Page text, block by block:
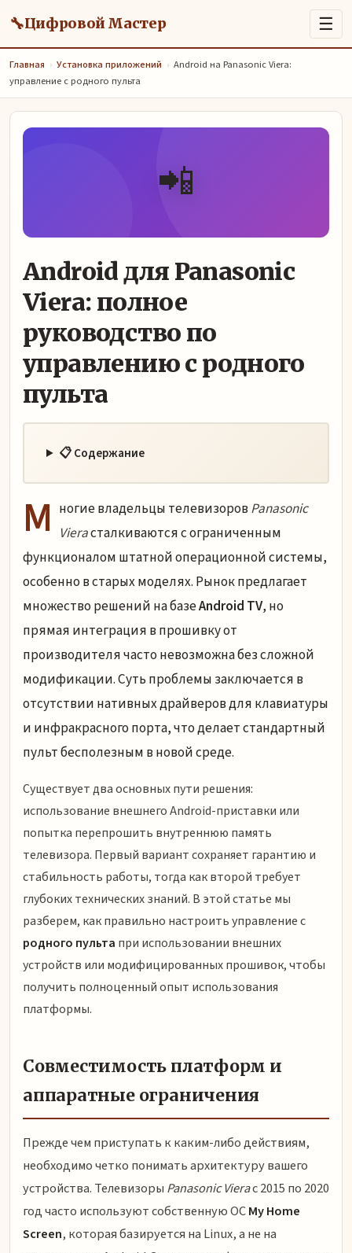
🔧Цифровой Мастер ☰
Главная › Установка приложений › Android на Panasonic Viera:
управление с родного пульта
📲
Android для Panasonic
Viera: полное
руководство по
управлению с родного
пульта
📋 Содержание
М ногие владельцы телевизоров Panasonic
Vieraсталкиваются с ограниченным
функционалом штатной операционной системы,
особенно в старых моделях. Рынок предлагает
множество решений на базеAndroid TV, но
прямая интеграция в прошивку от
производителя часто невозможна без сложной
модификации. Суть проблемы заключается в
отсутствии нативных драйверов для клавиатуры
и инфракрасного порта, что делает стандартный
пульт бесполезным в новой среде.
Существует два основных пути решения:
использование внешнего Android-приставки или
попытка перепрошить внутреннюю память
телевизора. Первый вариант сохраняет гарантию и
стабильность работы, тогда как второй требует
глубоких технических знаний. В этой статье мы
разберем, как правильно настроить управление с
родного пульта при использовании внешних
устройств или модифицированных прошивок, чтобы
получить полноценный опыт использования
платформы.
Совместимость платформ и
аппаратные ограничения
Прежде чем приступать к каким-либо действиям,
необходимо четко понимать архитектуру вашего
устройства. Телевизоры Panasonic Vieraс 2015 по 2020
год часто используют собственную ОСMy Home
Screen, которая базируется на Linux, а не на